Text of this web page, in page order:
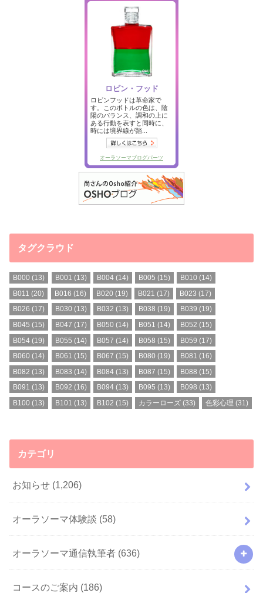
タグクラウド
B000 (13) B001 (13) B004(14) B005 (15) B010 (14)
B011 (20) B016 (16) B020 (19) B021 (17) B023 (17)
B026 (17) B030 (13) B032 (13) B038 (19) B039 (19)
B045 (15) B047 (17) B050 (14) B051 (14) B052 (15)
B054 (19) B055 (14) B057 (14) B058 (15) B059 (17)
B060 (14) B061 (15) B067 (15) B080 (19) B081 (16)
B082 (13) B083 (14) B084(13) B087 (15) B088 (15)
B091 (13) B092 (16) B094(13) B095 (13) B098 (13)
B100 (13) B101 (13) B102 (15) カラーローズ (33) 色彩心理 (31)
カテゴリ
お知らせ (1,206)
オーラソーマ体験談 (58)
オーラソーマ通信執筆者 (636)
コースのご案内 (186)